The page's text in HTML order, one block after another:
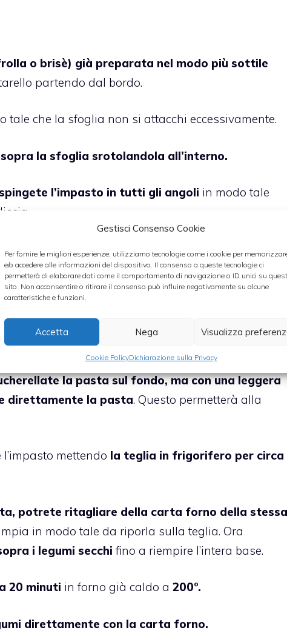
Gestisci Consenso Cookie
Per fornire le migliori esperienze, utilizziamo tecnologie come i cookie per
e/o accedere alle informazioni del dispositivo. Il consenso a queste tecnologie ci
permetterà di elaborare dati come il comportamento di navigazione o ID unici su
sito. Non acconsentire o ritirare il consenso può influire negativamente su alcune
caratteristiche e funzioni.
Accetta Nega Visualizza
Cookie PolicyDichiarazione sulla Privacy
o brisè) già preparata nel modo più sottile
partendo dal bordo.
tale che la sfoglia non si attacchi eccessivamente.
la sfoglia srotolandola all’interno.
l’impasto in tutti gli angoli in modo tale
in eccesso che fuoriesce dai bordi della teglia
molta. Se la pasta in eccesso è molta allora potrete
un coltello.
i bordi della pasta
la pasta sul fondo, ma con una leggera
direttamente la pasta. Questo permetterà alla
mettendo la teglia in frigorifero per circa
potrete ritagliare della carta forno della stessa
in modo tale da riporla sulla teglia. Ora
i legumi secchi fino a riempire l’intera base.
20 minuti in forno già caldo a 200°.
direttamente con la carta forno.